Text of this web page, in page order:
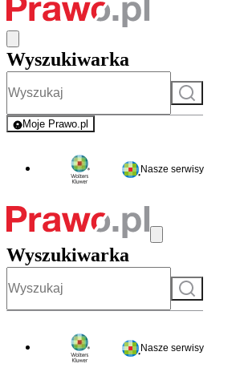
Wyszukiwarka
Szukaj
Moje Prawo.pl
- rejestracja i logowanie do serwisu
Nasze serwisy
Wyszukiwarka
Szukaj
Nasze serwisy